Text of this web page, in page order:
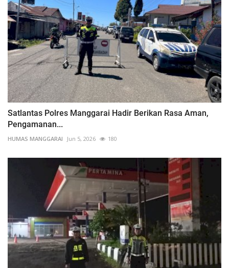
Satlantas Polres Manggarai Hadir Berikan Rasa Aman,
Pengamanan...
HUMAS MANGGARAI Jun 5, 2026 180